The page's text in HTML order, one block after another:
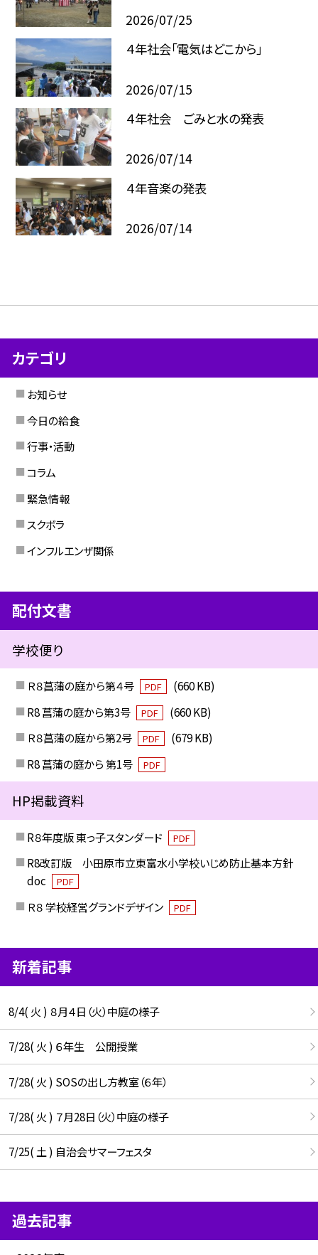
2026/07/25
４年社会「電気はどこから」
2026/07/15
４年社会 ごみと水の発表
2026/07/14
４年音楽の発表
2026/07/14
カテゴリ
お知らせ
今日の給食
行事・活動
コラム
緊急情報
スクボラ
インフルエンザ関係
配付文書
学校便り
Ｒ８菖蒲の庭から第４号 PDF
(660 KB)
R8 菖蒲の庭から第3号
PDF
(660 KB)
Ｒ８菖蒲の庭から第2号
PDF
(679 KB)
R8 菖蒲の庭から 第1号
PDF
HP掲載資料
R８年度版 東っ子スタンダード PDF
R8改訂版 小田原市立東富水小学校いじめ防止基本方針
doc
PDF
Ｒ８ 学校経営グランドデザイン PDF
新着記事
8/4( 火 ) ８月４日（火）中庭の様子
7/28( 火 ) ６年生 公開授業
7/28( 火 ) SOSの出し方教室（６年）
7/28( 火 ) ７月28日（火）中庭の様子
7/25( 土 ) 自治会サマーフェスタ
過去記事